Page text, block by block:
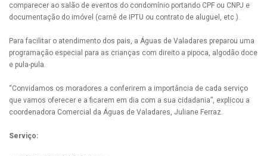
comparecer ao salão de eventos do condomínio portando CPF ou CNPJ e
documentação do imóvel (carnê de IPTU ou contrato de aluguel, etc.).
Para facilitar o atendimento dos pais, a Águas de Valadares preparou uma
programação especial para as crianças com direito a pipoca, algodão doce
e pula-pula.
“Convidamos os moradores a conferirem a importância de cada serviço
que vamos oferecer e a ficarem em dia com a sua cidadania”, explicou a
coordenadora Comercial da Águas de Valadares, Juliane Ferraz.
Serviço: